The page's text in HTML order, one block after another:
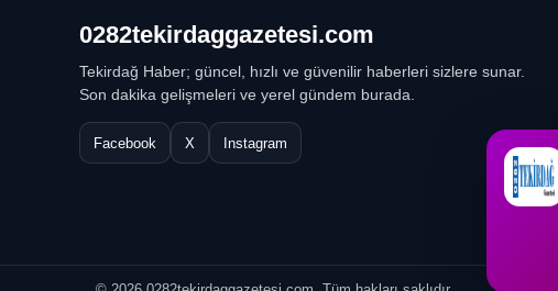
0282tekirdaggazetesi.com
Tekirdağ Haber; güncel, hızlı ve güvenilir haberleri sizlere sunar.
Son dakika gelişmeleri ve yerel gündem burada.
Facebook X Instagram